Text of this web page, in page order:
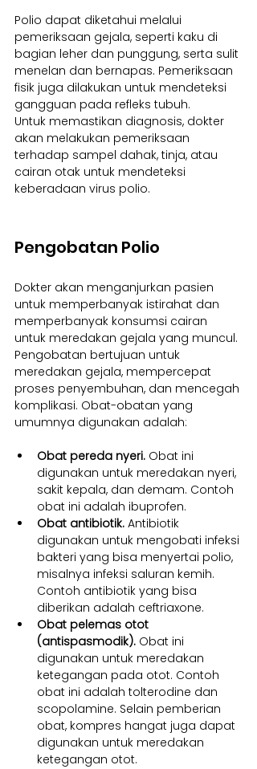
Polio dapat diketahui melalui
pemeriksaan gejala, seperti kaku di
bagian leher dan punggung, serta sulit
menelan dan bernapas. Pemeriksaan
fisik juga dilakukan untuk mendeteksi
gangguan pada refleks tubuh.
Untuk memastikan diagnosis, dokter
akan melakukan pemeriksaan
terhadap sampel dahak, tinja, atau
cairan otak untuk mendeteksi
keberadaan virus polio.
Pengobatan Polio
Dokter akan menganjurkan pasien
untuk memperbanyak istirahat dan
memperbanyak konsumsi cairan
untuk meredakan gejala yang muncul.
Pengobatan bertujuan untuk
meredakan gejala, mempercepat
proses penyembuhan, dan mencegah
komplikasi. Obat-obatan yang
umumnya digunakan adalah:
Obat pereda nyeri. Obat ini
digunakan untuk meredakan nyeri,
sakit kepala, dan demam. Contoh
obat ini adalah ibuprofen.
Obat antibiotik. Antibiotik
digunakan untuk mengobati infeksi
bakteri yang bisa menyertai polio,
misalnya infeksi saluran kemih.
Contoh antibiotik yang bisa
diberikan adalah ceftriaxone.
Obat pelemas otot
(antispasmodik). Obat ini
digunakan untuk meredakan
ketegangan pada otot. Contoh
obat ini adalah tolterodine dan
scopolamine. Selain pemberian
obat, kompres hangat juga dapat
digunakan untuk meredakan
ketegangan otot.